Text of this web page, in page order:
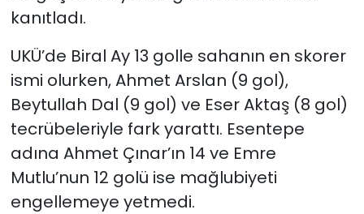
kanıtladı.
UKÜ’de Biral Ay 13 golle sahanın en skorer
ismi olurken, Ahmet Arslan (9 gol),
Beytullah Dal (9 gol) ve Eser Aktaş (8 gol)
tecrübeleriyle fark yarattı. Esentepe
adına Ahmet Çınar’ın 14 ve Emre
Mutlu’nun 12 golü ise mağlubiyeti
engellemeye yetmedi.